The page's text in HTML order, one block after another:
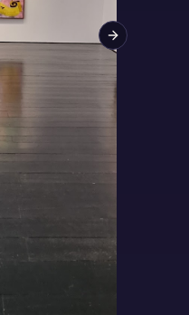
Next slide